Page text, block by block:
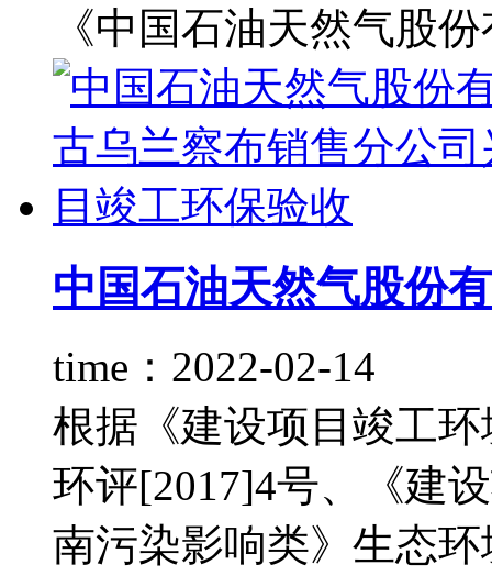
《中国石油天然气股
中国石油天然气股份
time：2022-02-14
根据《建设项目竣工
环评[2017]4号、《建
南污染影响类》生态